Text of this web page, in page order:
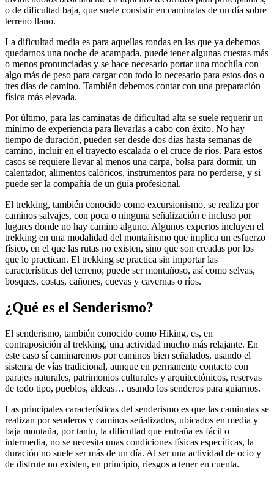
o de dificultad baja, que suele consistir en caminatas de un día sobre
terreno llano.
La dificultad media es para aquellas rondas en las que ya debemos
quedarnos una noche de acampada, puede tener algunas cuestas más
o menos pronunciadas y se hace necesario portar una mochila con
algo más de peso para cargar con todo lo necesario para estos dos o
tres días de camino. También debemos contar con una preparación
física más elevada.
Por último, para las caminatas de dificultad alta se suele requerir un
mínimo de experiencia para llevarlas a cabo con éxito. No hay
tiempo de duración, pueden ser desde dos días hasta semanas de
camino, incluir en el trayecto escalada o el cruce de ríos. Para estos
casos se requiere llevar al menos una carpa, bolsa para dormir, un
calentador, alimentos calóricos, instrumentos para no perderse, y si
puede ser la compañía de un guía profesional.
El trekking, también conocido como excursionismo, se realiza por
caminos salvajes, con poca o ninguna señalización e incluso por
lugares donde no hay camino alguno. Algunos expertos incluyen el
trekking en una modalidad del montañismo que implica un esfuerzo
físico, en el que las rutas no existen, sino que son creadas por los
que lo practican. El trekking se practica sin importar las
características del terreno; puede ser montañoso, así como selvas,
bosques, costas, cañones, cuevas y cavernas o ríos.
¿Qué es el Senderismo?
El senderismo, también conocido como Hiking, es, en
contraposición al trekking, una actividad mucho más relajante. En
este caso sí caminaremos por caminos bien señalados, usando el
sistema de vías tradicional, aunque en permanente contacto con
parajes naturales, patrimonios culturales y arquitectónicos, reservas
de todo tipo, pueblos, aldeas… usando los senderos para guiarnos.
Las principales características del senderismo es que las caminatas se
realizan por senderos y caminos señalizados, ubicados en media y
baja montaña, por tanto, la dificultad que entraña es fácil o
intermedia, no se necesita unas condiciones físicas específicas, la
duración no suele ser más de un día. Al ser una actividad de ocio y
de disfrute no existen, en principio, riesgos a tener en cuenta.